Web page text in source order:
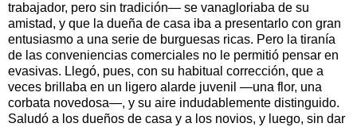
trabajador, pero sin tradición— se vanagloriaba de su
amistad, y que la dueña de casa iba a presentarlo con gran
entusiasmo a una serie de burguesas ricas. Pero la tiranía
de las conveniencias comerciales no le permitió pensar en
evasivas. Llegó, pues, con su habitual corrección, que a
veces brillaba en un ligero alarde juvenil —una flor, una
corbata novedosa—, y su aire indudablemente distinguido.
Saludó a los dueños de casa y a los novios, y luego, sin dar